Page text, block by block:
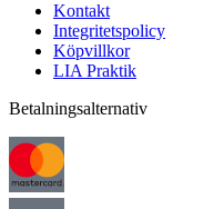
Kontakt
Integritetspolicy
Köpvillkor
LIA Praktik
Betalningsalternativ